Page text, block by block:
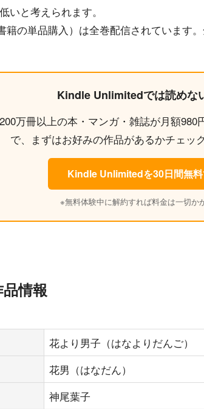
いと考えられます。
籍の単品購入）は全巻配信されています
Kindle Unlimitedでは読めな
万冊以上の本・マンガ・雑誌が月額
で、まずはお好みの作品があるかチェッ
Kindle Unlimitedを30日間無
※無料体験中に解約すれば料金は一切か
品情報
花より男子（はなよりだんご）
花男（はなだん）
神尾葉子